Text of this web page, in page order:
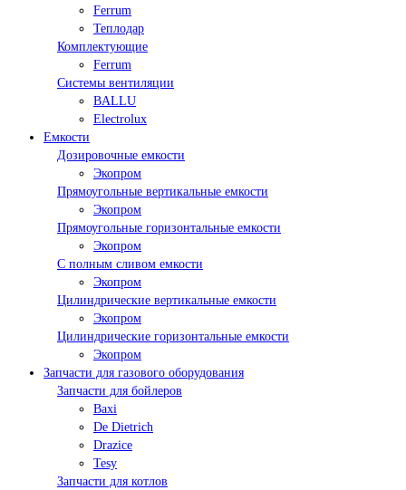
Ferrum
Теплодар
Комплектующие
Ferrum
Системы вентиляции
BALLU
Electrolux
Емкости
Дозировочные емкости
Экопром
Прямоугольные вертикальные емкости
Экопром
Прямоугольные горизонтальные емкости
Экопром
С полным сливом емкости
Экопром
Цилиндрические вертикальные емкости
Экопром
Цилиндрические горизонтальные емкости
Экопром
Запчасти для газового оборудования
Запчасти для бойлеров
Baxi
De Dietrich
Drazice
Tesy
Запчасти для котлов